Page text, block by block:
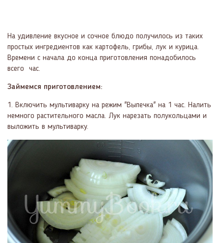
На удивление вкусное и сочное блюдо получилось из таких
простых ингредиентов как картофель, грибы, лук и курица.
Времени с начала до конца приготовления понадобилось
всего час.
Займемся приготовлением:
1. Включить мультиварку на режим "Выпечка" на 1 час. Налить
немного растительного масла. Лук нарезать полукольцами и
выложить в мультиварку.